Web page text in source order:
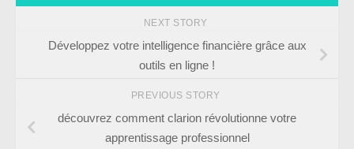
NEXT STORY
Développez votre intelligence financière grâce aux
outils en ligne !
PREVIOUS STORY
découvrez comment clarion révolutionne votre
apprentissage professionnel